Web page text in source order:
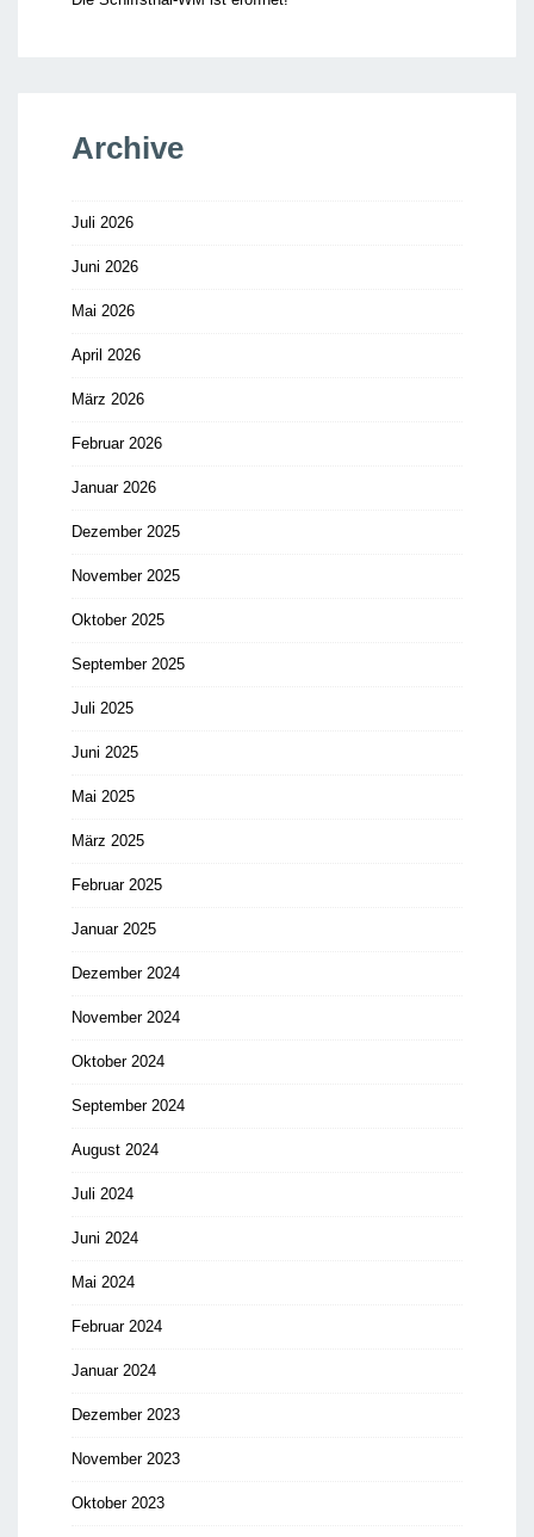
Archive
Juli 2026
Juni 2026
Mai 2026
April 2026
März 2026
Februar 2026
Januar 2026
Dezember 2025
November 2025
Oktober 2025
September 2025
Juli 2025
Juni 2025
Mai 2025
März 2025
Februar 2025
Januar 2025
Dezember 2024
November 2024
Oktober 2024
September 2024
August 2024
Juli 2024
Juni 2024
Mai 2024
Februar 2024
Januar 2024
Dezember 2023
November 2023
Oktober 2023